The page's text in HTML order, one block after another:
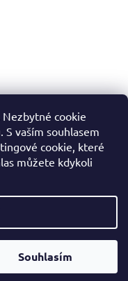
cookie
vaším souhlasem
cookie, které
můžete kdykoli
Souhlasím
vyhrazena.Upravit